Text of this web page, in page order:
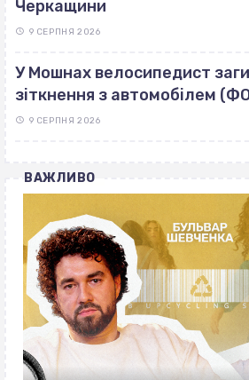
Черкащини
9 СЕРПНЯ 2026
У Мошнах велосипедист
зіткнення з автомобілем
9 СЕРПНЯ 2026
ВАЖЛИВО